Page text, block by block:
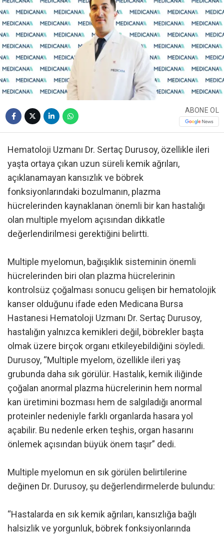
ABONE OL
Hematoloji Uzmanı Dr. Sertaç Durusoy, özellikle ileri
yaşta ortaya çıkan uzun süreli kemik ağrıları,
açıklanamayan kansızlık ve böbrek
fonksiyonlarındaki bozulmanın, plazma
hücrelerinden kaynaklanan önemli bir kan hastalığı
olan multiple myelom açısından dikkatle
değerlendirilmesi gerektiğini belirtti.
Multiple myelomun, bağışıklık sisteminin önemli
hücrelerinden biri olan plazma hücrelerinin
kontrolsüz çoğalması sonucu gelişen bir hematolojik
kanser olduğunu ifade eden Medicana Bursa
Hastanesi Hematoloji Uzmanı Dr. Sertaç Durusoy,
hastalığın yalnızca kemikleri değil, böbrekler başta
olmak üzere birçok organı etkileyebildiğini söyledi.
Durusoy, “Multiple myelom, özellikle ileri yaş
grubunda daha sık görülür. Hastalık, kemik iliğinde
çoğalan anormal plazma hücrelerinin hem normal
kan üretimini bozması hem de salgıladığı anormal
proteinler nedeniyle farklı organlarda hasara yol
açabilir. Bu nedenle erken teşhis, organ hasarını
önlemek açısından büyük önem taşır” dedi.
Multiple myelomun en sık görülen belirtilerine
değinen Dr. Durusoy, şu değerlendirmelerde bulundu:
“Hastalarda en sık kemik ağrıları, kansızlığa bağlı
halsizlik ve yorgunluk, böbrek fonksiyonlarında